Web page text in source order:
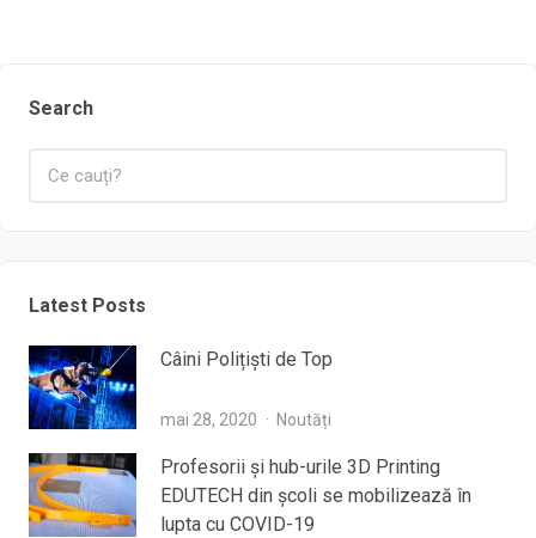
Search
Latest Posts
Câini Polițiști de Top
mai 28, 2020 Noutăți
Profesorii şi hub-urile 3D Printing
EDUTECH din şcoli se mobilizează în
lupta cu COVID-19